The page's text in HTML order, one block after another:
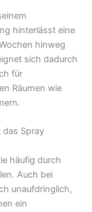
hinterlässt eine
hinweg
sich dadurch
für
Räumen wie
das Spray
häufig durch
Auch bei
unaufdringlich,
ein